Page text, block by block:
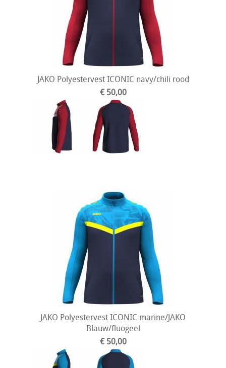
JAKO Polyestervest ICONIC navy/chili rood
€ 50,00
JAKO Polyestervest ICONIC marine/JAKO
Blauw/fluogeel
€ 50,00